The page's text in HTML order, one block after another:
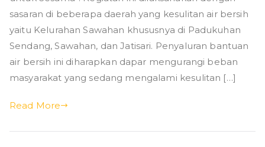
sasaran di beberapa daerah yang kesulitan air bersih
yaitu Kelurahan Sawahan khususnya di Padukuhan
Sendang, Sawahan, dan Jatisari. Penyaluran bantuan
air bersih ini diharapkan dapar mengurangi beban
masyarakat yang sedang mengalami kesulitan […]
Read More